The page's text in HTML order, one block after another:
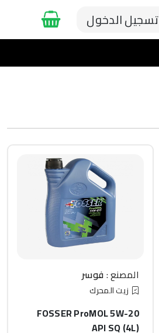
تسجيل الدخول
المصنع :فوسر
زيت المحرك
FOSSER ProMOL 5W-20
API SQ (4L)